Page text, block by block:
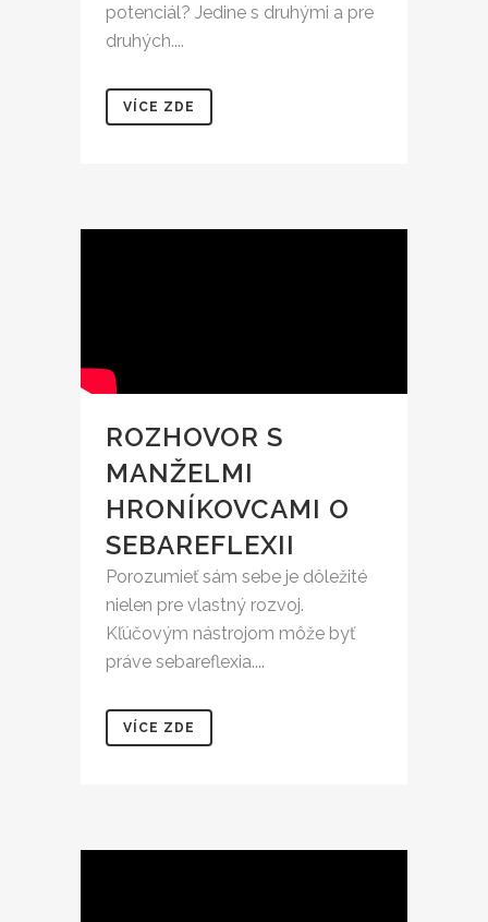
potenciál? Jedine s druhými a pre
druhých....
VÍCE ZDE
ROZHOVOR S
MANŽELMI
HRONÍKOVCAMI O
SEBAREFLEXII
Porozumieť sám sebe je dôležité
nielen pre vlastný rozvoj.
Kľúčovým nástrojom môže byť
práve sebareflexia....
VÍCE ZDE